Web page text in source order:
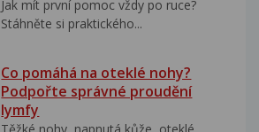
Jak mít první pomoc vždy po ruce?
Stáhněte si praktického...
Co pomáhá na oteklé nohy?
Podpořte správné proudění
lymfy